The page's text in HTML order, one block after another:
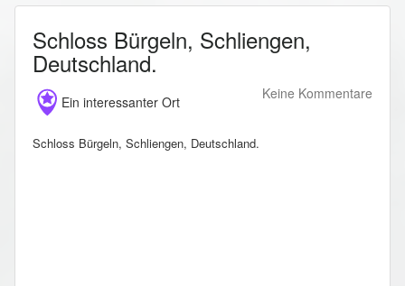
Schloss Bürgeln, Schliengen,
Deutschland.
Ein interessanter Ort
Keine Kommentare
Schloss Bürgeln, Schliengen, Deutschland.